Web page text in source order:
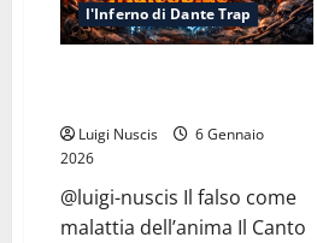
l'Inferno di Dante Trap
Luigi Nuscis
6 Gennaio
2026
@luigi-nuscis Il falso come
malattia dell’anima Il Canto